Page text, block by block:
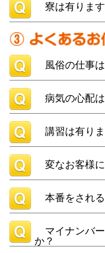
寮は有りま
風俗の仕事
病気の心配
講習は有り
変なお客様
本番をされ
マイナンバ
か？